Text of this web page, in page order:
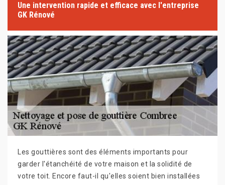
Une intervention rapide et efficace avec l'entreprise
GK Rénové
Les gouttières sont des éléments importants pour
garder l'étanchéité de votre maison et la solidité de
votre toit. Encore faut-il qu'elles soient bien installées